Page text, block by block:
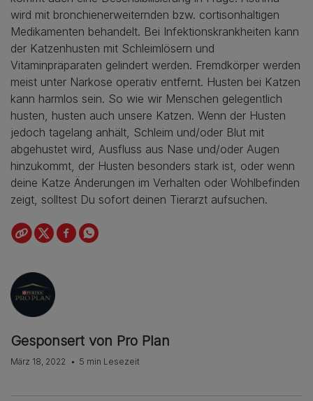
wird mit bronchienerweiternden bzw. cortisonhaltigen
Medikamenten behandelt. Bei Infektionskrankheiten kann
der Katzenhusten mit Schleimlösern und
Vitaminpräparaten gelindert werden. Fremdkörper werden
meist unter Narkose operativ entfernt. Husten bei Katzen
kann harmlos sein. So wie wir Menschen gelegentlich
husten, husten auch unsere Katzen. Wenn der Husten
jedoch tagelang anhält, Schleim und/oder Blut mit
abgehustet wird, Ausfluss aus Nase und/oder Augen
hinzukommt, der Husten besonders stark ist, oder wenn
deine Katze Änderungen im Verhalten oder Wohlbefinden
zeigt, solltest Du sofort deinen Tierarzt aufsuchen.
Gesponsert von Pro Plan
März 18, 2022 5 min Lesezeit